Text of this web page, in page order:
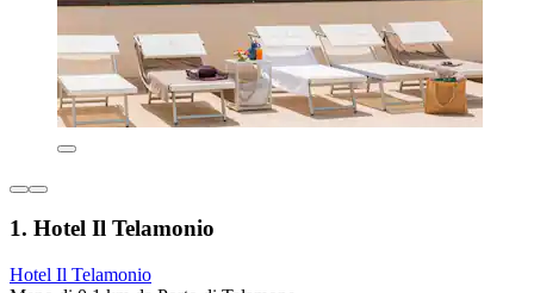
1. Hotel Il Telamonio
Hotel Il Telamonio